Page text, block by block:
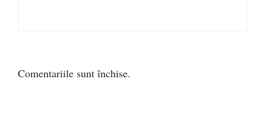
Comentariile sunt închise.